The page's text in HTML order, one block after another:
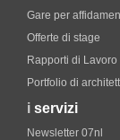
Gare per
Offerte di stage
Rapporti di Lavoro
Portfolio di
i servizi
Newsletter 07nl